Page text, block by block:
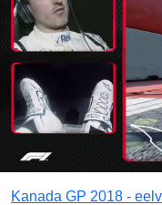
Kanada GP 2018 -